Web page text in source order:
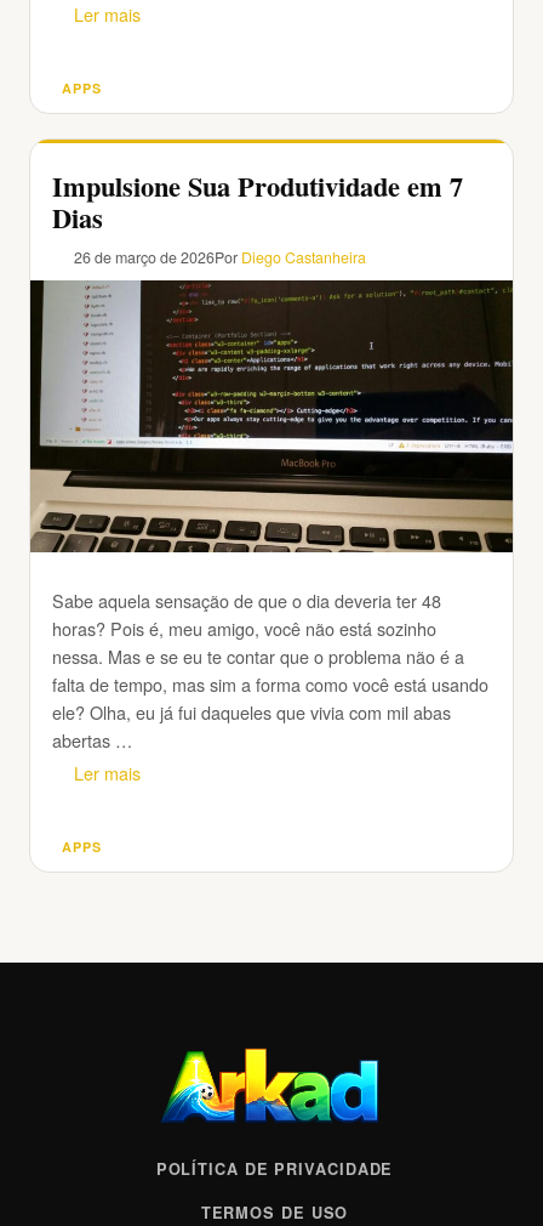
Ler mais
Categorias
APPS
Impulsione Sua Produtividade em 7
Dias
26 de março de 2026Por Diego Castanheira
Sabe aquela sensação de que o dia deveria ter 48
horas? Pois é, meu amigo, você não está sozinho
nessa. Mas e se eu te contar que o problema não é a
falta de tempo, mas sim a forma como você está usando
ele? Olha, eu já fui daqueles que vivia com mil abas
abertas …
Ler mais
Categorias
APPS
POLÍTICA DE PRIVACIDADE
TERMOS DE USO